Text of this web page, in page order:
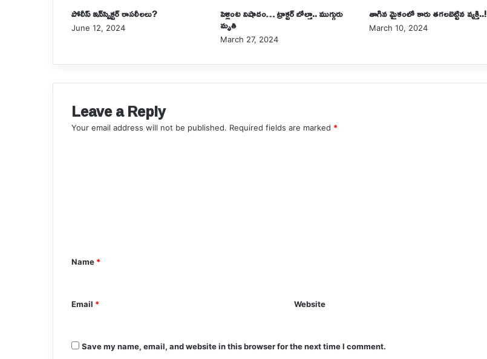
పోలీస్‌ ఇన్‌స్పెక్టర్‌ రాసలీలలు?
June 12, 2024
పెళ్లింట విషాదం… ట్రాక్టర్ బోల్తా.. ముగ్గురు
మృతి
March 27, 2024
తాగిన మైకంలో కారు తగలబెట్టిన వ్యక్తి..!
March 10, 2024
Leave a Reply
Your email address will not be published. Required fields are marked *
t
Name *
Email * Website
Save my name, email, and website in this browser for the next time I comment.